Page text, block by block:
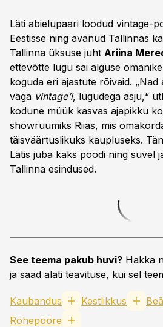
Läti abielupaari loodud vintage-
Eestisse ning avanud Tallinnas
Tallinna üksuse juht Ariina
ettevõtte lugu sai alguse
koguda eri ajastute rõivaid. „Nad
väga vintage’i, lugudega asju,“
kodune müük kasvas ajapikku
showruumiks Riias, mis
täisväärtuslikuks kaupluseks.
Lätis juba kaks poodi ning suvel
Tallinna esindused.
See teema pakub huvi? Hakka
ja saad alati teavituse, kui sel
Kaubandus Kestlikkus
Rohepööre